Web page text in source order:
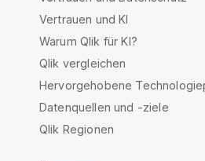
Vertrauen und KI
Warum Qlik für KI?
Qlik vergleichen
Hervorgehobene
Datenquellen und -ziele
Qlik Regionen